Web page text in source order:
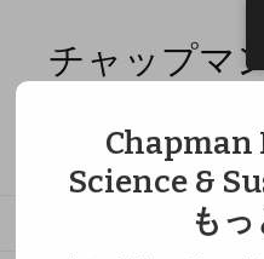
チャップマ
エネルギー分析、エネルギ
Chapman
Science &
も